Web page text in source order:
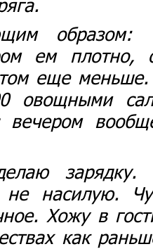
ем плотно,
еще меньше.
овощными
вечером
зарядку.
насилую.
Хожу в
как